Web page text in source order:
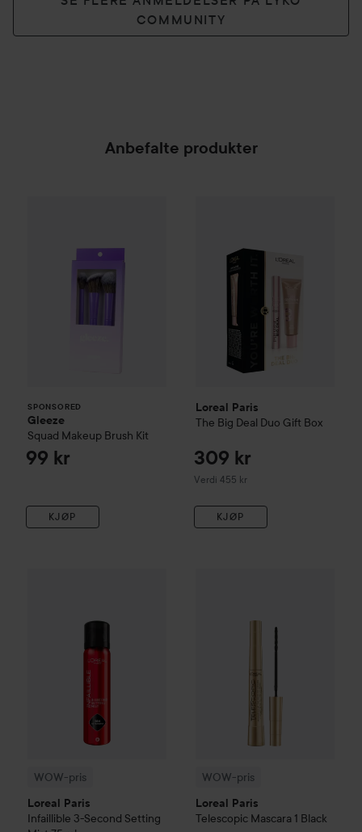
COMMUNITY
Anbefalte produkter
SPONSORED
Gleeze
Squad Makeup Brush Kit
99 kr
KJØP
Loreal Paris
The Big Deal Duo Gift Box
309 kr
Verdi 455 kr
KJØP
WOW-pris
Loreal Paris
Infaillible 3-Second Setting
WOW-pris
Loreal Paris
Telescopic Mascara 1 Black